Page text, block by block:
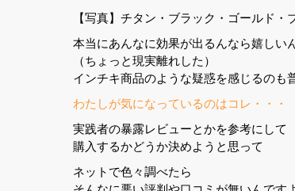
【写真】チタン・ブラック・ゴールド
本当にあんなに効果が出るんなら嬉しい
（ちょっと現実離れした）
インチキ商品のような疑惑を感じるのも
わたしが気になっているのはコレ・・・
実践者の暴露レビューとかを参考にして
購入するかどうか決めようと思って
ネットで色々調べたら